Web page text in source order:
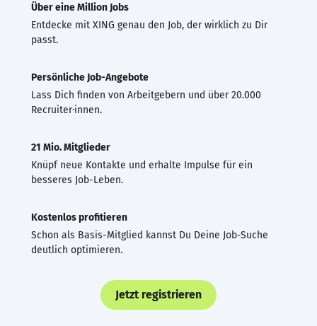
Über eine Million Jobs
Entdecke mit XING genau den Job, der wirklich zu Dir
passt.
Persönliche Job-Angebote
Lass Dich finden von Arbeitgebern und über 20.000
Recruiter·innen.
21 Mio. Mitglieder
Knüpf neue Kontakte und erhalte Impulse für ein
besseres Job-Leben.
Kostenlos profitieren
Schon als Basis-Mitglied kannst Du Deine Job-Suche
deutlich optimieren.
Jetzt registrieren